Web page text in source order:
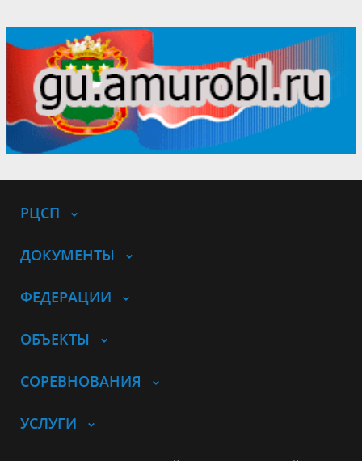
РЦСП
ДОКУМЕНТЫ
ФЕДЕРАЦИИ
ОБЪЕКТЫ
СОРЕВНОВАНИЯ
УСЛУГИ